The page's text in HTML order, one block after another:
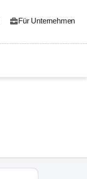
Für Unternehmen